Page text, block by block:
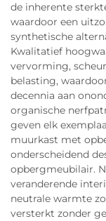
de inherente
waardoor een
synthetische
Kwalitatief
vervorming,
belasting,
decennia aan
organische
geven elk
muurkast met
onderscheidend
opbergmeubilair.
veranderende
neutrale warmte
versterkt zonder